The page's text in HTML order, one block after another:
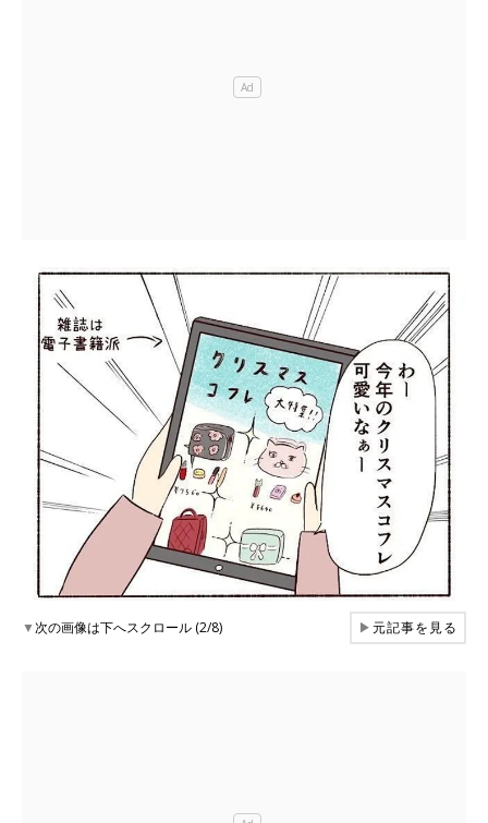
▼次の画像は下へスクロール (2/8) ▶元記事を見る